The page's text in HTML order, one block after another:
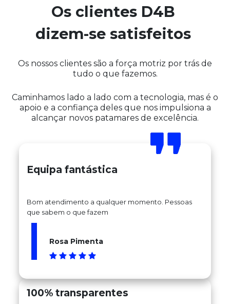
Equipa fantástica
Bom atendimento a qualquer momento. Pessoas
que sabem o que fazem
Rosa Pimenta
100% transparentes
Os clientes D4B
dizem-se satisfeitos
Os nossos clientes são a força motriz por trás de
tudo o que fazemos.
Caminhamos lado a lado com a tecnologia, mas é o
apoio e a confiança deles que nos impulsiona a
alcançar novos patamares de excelência.